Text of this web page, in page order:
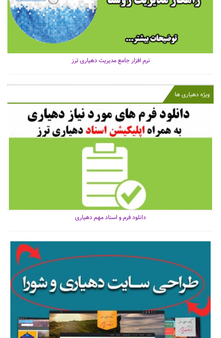
نرم افزار جامع مدیریت دهیاری ترز
ویژه دهیاری ها
دانلود فرم و اسناد مهم دهیاری